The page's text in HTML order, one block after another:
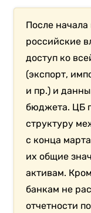
После
российские
доступ ко
(экспорт,
и пр.) и
бюджета. ЦБ
структуру
с конца
их общие
активам.
банкам не
отчетности